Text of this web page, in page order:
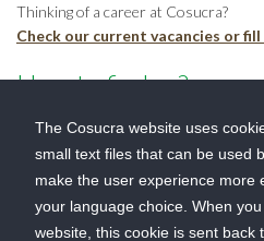
The Cosucra website uses
small text files that can be used
make the user experience more
your language choice. When
website, this cookie is sent back
Thinking of a career at Cosucra?
Check our current vacancies or
How to find us?
1, rue de la Sucrerie
7740 Warcoing
sales@cosucra.com